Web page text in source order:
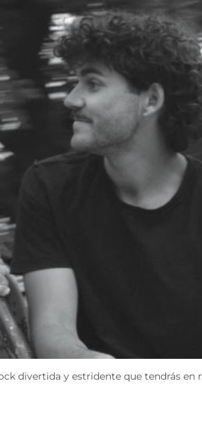
divertida y estridente que tendrás